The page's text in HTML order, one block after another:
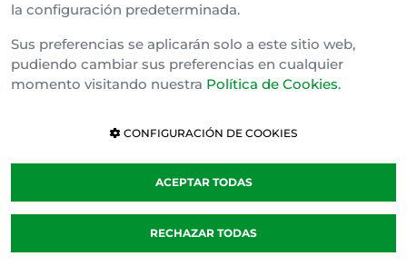
Napar Buru Batzar
la configuración predeterminada.
Sus preferencias se aplicarán solo a este sitio web,
pudiendo cambiar sus preferencias en cualquier
momento visitando nuestra Política de Cookies.
CONFIGURACIÓN DE COOKIES
ACEPTAR TODAS
RECHAZAR TODAS